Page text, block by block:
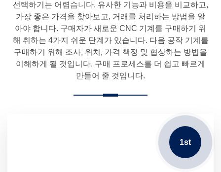
선택하기는 어렵습니다. 유사한 기능과 비용을 비교하고,
가장 좋은 가격을 찾아보고, 거래를 처리하는 방법을 알
아야 합니다. 구매자가 새로운 CNC 기계를 구매하기 위
해 취하는 4가지 쉬운 단계가 있습니다. 다음 공작 기계를
구매하기 위해 조사, 위치, 가격 책정 및 협상하는 방법을
이해하게 될 것입니다. 구매 프로세스를 더 쉽고 빠르게
만들어 줄 것입니다.
1st